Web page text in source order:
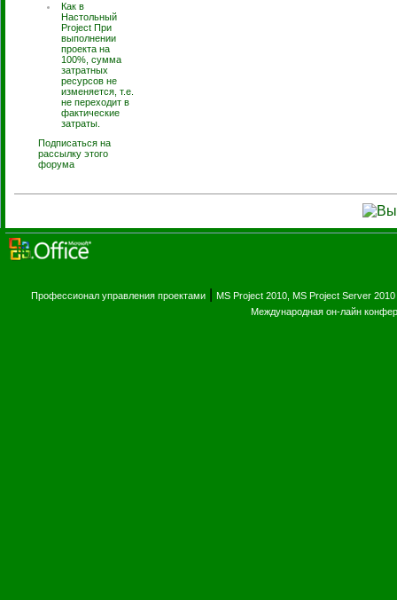
Как в
Настольный
Project При
выполнении
проекта на
100%, сумма
затратных
ресурсов не
изменяется, т.е.
не переходит в
фактические
затраты.
Подписаться на
рассылку этого
форума
Профессионал управления проектами MS Project 2010, MS Project Server 2010
Международная он-лайн